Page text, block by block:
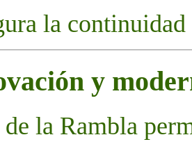
la
y
de la Rambla